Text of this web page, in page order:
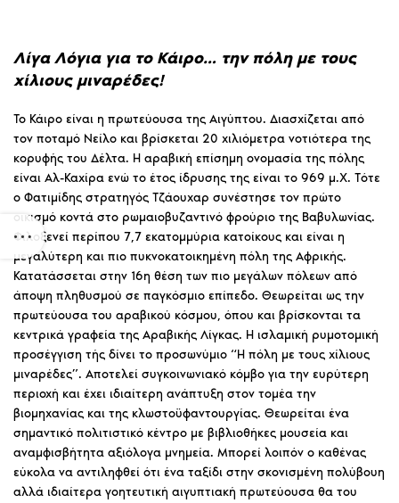
Λίγα Λόγια για το Κάιρο… την πόλη με τους
χίλιους μιναρέδες!
Το Κάιρο είναι η πρωτεύουσα της Αιγύπτου. Διασχίζεται από
τον ποταμό Νείλο και βρίσκεται 20 χιλιόμετρα νοτιότερα της
κορυφής του Δέλτα. Η αραβική επίσημη ονομασία της πόλης
είναι Αλ-Καχίρα ενώ το έτος ίδρυσης της είναι το 969 μ.Χ. Τότε
ο Φατιμίδης στρατηγός Τζάουχαρ συνέστησε τον πρώτο
οικισμό κοντά στο ρωμαιοβυζαντινό φρούριο της Βαβυλωνίας.
Φιλοξενεί περίπου 7,7 εκατομμύρια κατοίκους και είναι η
μεγαλύτερη και πιο πυκνοκατοικημένη πόλη της Αφρικής.
Κατατάσσεται στην 16η θέση των πιο μεγάλων πόλεων από
άποψη πληθυσμού σε παγκόσμιο επίπεδο. Θεωρείται ως την
πρωτεύουσα του αραβικού κόσμου, όπου και βρίσκονται τα
κεντρικά γραφεία της Αραβικής Λίγκας. Η ισλαμική ρυμοτομική
προσέγγιση τής δίνει το προσωνύμιο “Η πόλη με τους χίλιους
μιναρέδες”. Αποτελεί συγκοινωνιακό κόμβο για την ευρύτερη
περιοχή και έχει ιδιαίτερη ανάπτυξη στον τομέα την
βιομηχανίας και της κλωστοϋφαντουργίας. Θεωρείται ένα
σημαντικό πολιτιστικό κέντρο με βιβλιοθήκες μουσεία και
αναμφισβήτητα αξιόλογα μνημεία. Μπορεί λοιπόν ο καθένας
εύκολα να αντιληφθεί ότι ένα ταξίδι στην σκονισμένη πολύβουη
αλλά ιδιαίτερα γοητευτική αιγυπτιακή πρωτεύουσα θα του